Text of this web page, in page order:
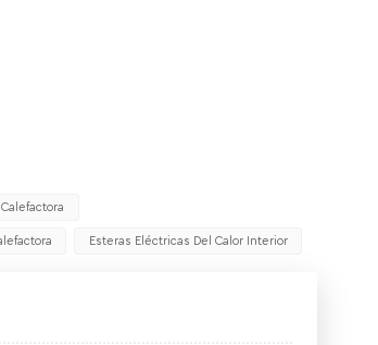
Esteras Eléctricas Del Calor Interior